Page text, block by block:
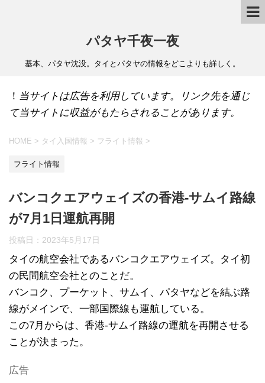
パタヤ千夜一夜
基本、パタヤ沈没。タイとパタヤの情報をどこよりも詳しく。
！ 当サイトは広告を利用しています。リンク先を通じ
て当サイトに収益がもたらされることがあります。
HOME > タイ入国情報 > フライト情報 >
フライト情報
バンコクエアウェイズの香港-サムイ路線
が7月1日運航再開
投稿日： 2023年5月17日
タイの航空会社であるバンコクエアウェイズ。タイ初
の民間航空会社とのことだ。
バンコク、プーケット、サムイ、パタヤなどを結ぶ路
線がメインで、一部国際線も運航している。
この7月からは、香港-サムイ路線の運航を再開させる
ことが決まった。
広告